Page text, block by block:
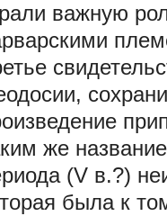
важную
же
(V в.?)
была к